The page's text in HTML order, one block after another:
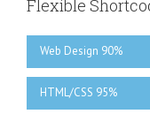
Flexible
Web Design 90%
HTML/CSS 95%